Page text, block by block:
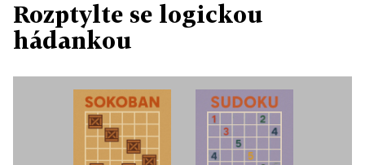
Rozptylte se logickou
hádankou